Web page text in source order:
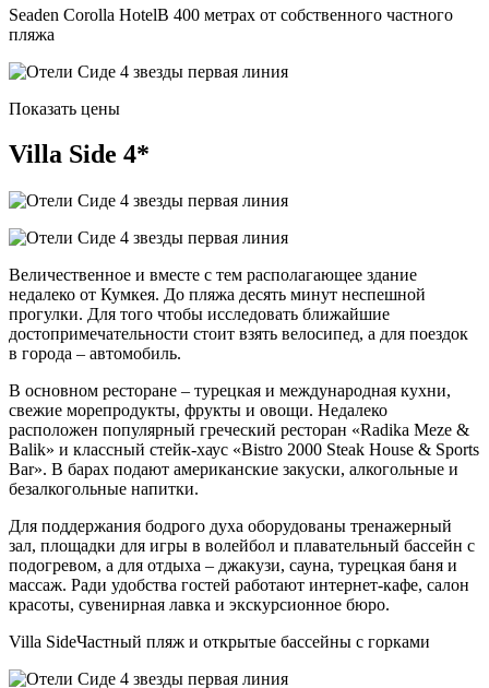
Seaden Corolla HotelВ 400 метрах от собственного частного
пляжа
Показать цены
Villa Side 4*
Величественное и вместе с тем располагающее здание
недалеко от Кумкея. До пляжа десять минут неспешной
прогулки. Для того чтобы исследовать ближайшие
достопримечательности стоит взять велосипед, а для поездок
в города – автомобиль.
В основном ресторане – турецкая и международная кухни,
свежие морепродукты, фрукты и овощи. Недалеко
расположен популярный греческий ресторан «Radika Meze &
Balik» и классный стейк-хаус «Bistro 2000 Steak House & Sports
Bar». В барах подают американские закуски, алкогольные и
безалкогольные напитки.
Для поддержания бодрого духа оборудованы тренажерный
зал, площадки для игры в волейбол и плавательный бассейн с
подогревом, а для отдыха – джакузи, сауна, турецкая баня и
массаж. Ради удобства гостей работают интернет-кафе, салон
красоты, сувенирная лавка и экскурсионное бюро.
Villa SideЧастный пляж и открытые бассейны с горками